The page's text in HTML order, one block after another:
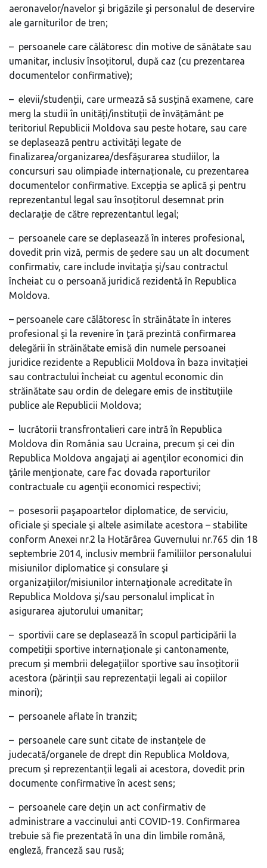
aeronavelor/navelor şi brigăzile şi personalul de deservire
ale garniturilor de tren;
– persoanele care călătoresc din motive de sănătate sau
umanitar, inclusiv însoțitorul, după caz (cu prezentarea
documentelor confirmative);
– elevii/studenții, care urmează să susțină examene, care
merg la studii în unități/instituții de învățământ pe
teritoriul Republicii Moldova sau peste hotare, sau care
se deplasează pentru activități legate de
finalizarea/organizarea/desfăşurarea studiilor, la
concursuri sau olimpiade internaționale, cu prezentarea
documentelor confirmative. Excepția se aplică şi pentru
reprezentantul legal sau însoțitorul desemnat prin
declarație de către reprezentantul legal;
– persoanele care se deplasează în interes profesional,
dovedit prin viză, permis de şedere sau un alt document
confirmativ, care include invitaţia şi/sau contractul
încheiat cu o persoană juridică rezidentă în Republica
Moldova.
– persoanele care călătoresc în străinătate în interes
profesional şi la revenire în ţară prezintă confirmarea
delegării în străinătate emisă din numele persoanei
juridice rezidente a Republicii Moldova în baza invitației
sau contractului încheiat cu agentul economic din
străinătate sau ordin de delegare emis de instituţiile
publice ale Republicii Moldova;
– lucrătorii transfrontalieri care intră în Republica
Moldova din România sau Ucraina, precum şi cei din
Republica Moldova angajaţi ai agenţilor economici din
ţările menţionate, care fac dovada raporturilor
contractuale cu agenţii economici respectivi;
– posesorii paşapoartelor diplomatice, de serviciu,
oficiale şi speciale şi altele asimilate acestora – stabilite
conform Anexei nr.2 la Hotărârea Guvernului nr.765 din 18
septembrie 2014, inclusiv membrii familiilor personalului
misiunilor diplomatice şi consulare şi
organizaţiilor/misiunilor internaţionale acreditate în
Republica Moldova şi/sau personalul implicat în
asigurarea ajutorului umanitar;
– sportivii care se deplasează în scopul participării la
competiții sportive internaționale și cantonamente,
precum și membrii delegațiilor sportive sau însoțitorii
acestora (părinții sau reprezentații legali ai copiilor
minori);
– persoanele aflate în tranzit;
– persoanele care sunt citate de instanțele de
judecată/organele de drept din Republica Moldova,
precum și reprezentanții legali ai acestora, dovedit prin
documente confirmative în acest sens;
– persoanele care dețin un act confirmativ de
administrare a vaccinului anti COVID-19. Confirmarea
trebuie să fie prezentată în una din limbile română,
engleză, franceză sau rusă;